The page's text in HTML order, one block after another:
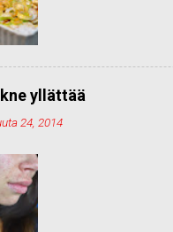
yllättää
24, 2014